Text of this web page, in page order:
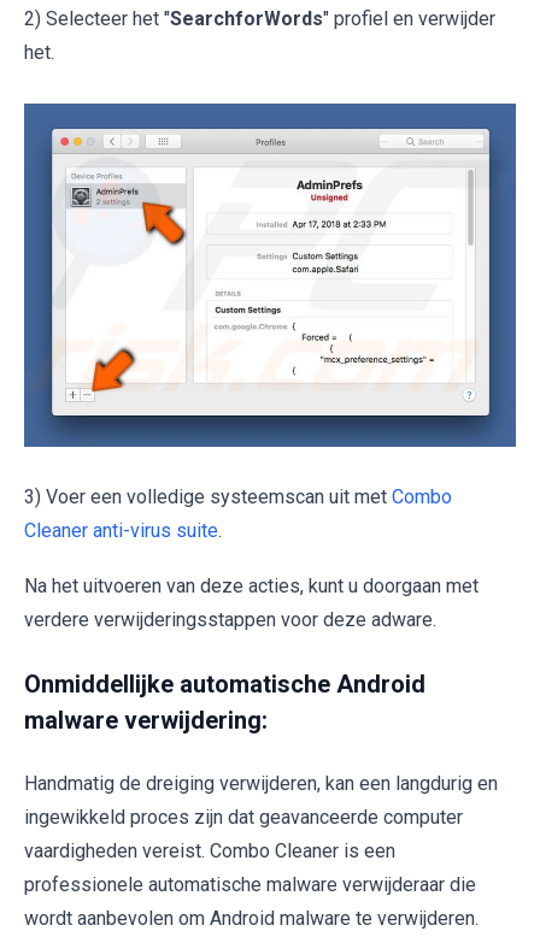
2) Selecteer het "SearchforWords" profiel en verwijder
het.
3) Voer een volledige systeemscan uit met Combo
Cleaner anti-virus suite.
Na het uitvoeren van deze acties, kunt u doorgaan met
verdere verwijderingsstappen voor deze adware.
Onmiddellijke automatische Android
malware verwijdering:
Handmatig de dreiging verwijderen, kan een langdurig en
ingewikkeld proces zijn dat geavanceerde computer
vaardigheden vereist. Combo Cleaner is een
professionele automatische malware verwijderaar die
wordt aanbevolen om Android malware te verwijderen.